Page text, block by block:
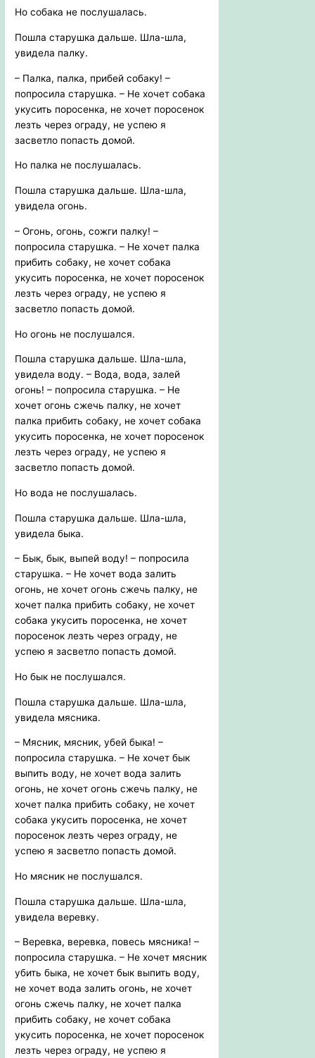
Но собака не послушалась.
Пошла старушка дальше. Шла-шла,
увидела палку.
– Палка, палка, прибей собаку! –
попросила старушка. – Не хочет собака
укусить поросенка, не хочет поросенок
лезть через ограду, не успею я
засветло попасть домой.
Но палка не послушалась.
Пошла старушка дальше. Шла-шла,
увидела огонь.
– Огонь, огонь, сожги палку! –
попросила старушка. – Не хочет палка
прибить собаку, не хочет собака
укусить поросенка, не хочет поросенок
лезть через ограду, не успею я
засветло попасть домой.
Но огонь не послушался.
Пошла старушка дальше. Шла-шла,
увидела воду. – Вода, вода, залей
огонь! – попросила старушка. – Не
хочет огонь сжечь палку, не хочет
палка прибить собаку, не хочет собака
укусить поросенка, не хочет поросенок
лезть через ограду, не успею я
засветло попасть домой.
Но вода не послушалась.
Пошла старушка дальше. Шла-шла,
увидела быка.
– Бык, бык, выпей воду! – попросила
старушка. – Не хочет вода залить
огонь, не хочет огонь сжечь палку, не
хочет палка прибить собаку, не хочет
собака укусить поросенка, не хочет
поросенок лезть через ограду, не
успею я засветло попасть домой.
Но бык не послушался.
Пошла старушка дальше. Шла-шла,
увидела мясника.
– Мясник, мясник, убей быка! –
попросила старушка. – Не хочет бык
выпить воду, не хочет вода залить
огонь, не хочет огонь сжечь палку, не
хочет палка прибить собаку, не хочет
собака укусить поросенка, не хочет
поросенок лезть через ограду, не
успею я засветло попасть домой.
Но мясник не послушался.
Пошла старушка дальше. Шла-шла,
увидела веревку.
– Веревка, веревка, повесь мясника! –
попросила старушка. – Не хочет мясник
убить быка, не хочет бык выпить воду,
не хочет вода залить огонь, не хочет
огонь сжечь палку, не хочет палка
прибить собаку, не хочет собака
укусить поросенка, не хочет поросенок
лезть через ограду, не успею я